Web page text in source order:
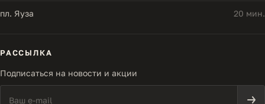
пл. Яуза
20 мин.
РАССЫЛКА
Подписаться на новости и акции